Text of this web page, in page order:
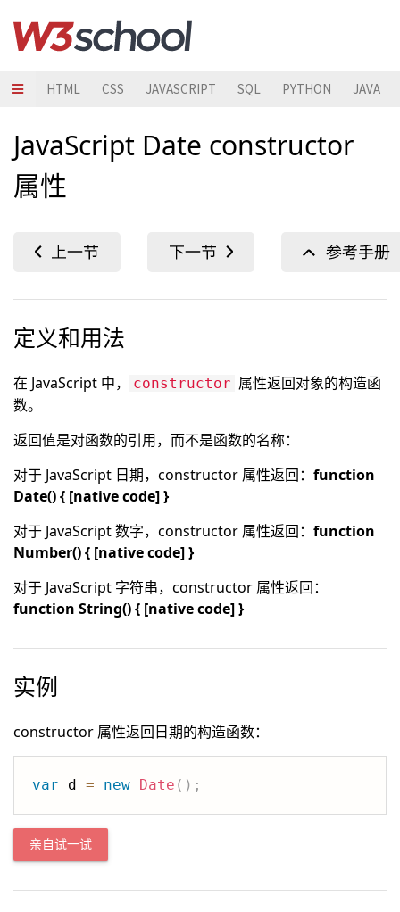
HTML CSS JAVASCRIPT SQL PYTHON JAVA
JavaScript Date constructor
属性
定义和用法
在 JavaScript 中， constructor 属性返回对象的构造函
数。
返回值是对函数的引用，而不是函数的名称：
对于 JavaScript 日期，constructor 属性返回： function
Date() { [native code] }
对于 JavaScript 数字，constructor 属性返回： function
Number() { [native code] }
对于 JavaScript 字符串，constructor 属性返回：
function String() { [native code] }
实例
constructor 属性返回日期的构造函数：
var d = new Date ( ) ;
亲自试一试